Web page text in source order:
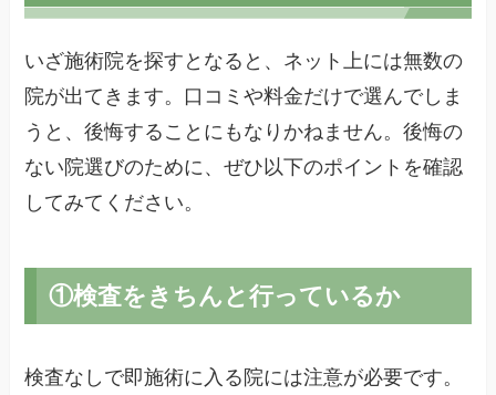
いざ施術院を探すとなると、ネット上には無数の
院が出てきます。口コミや料金だけで選んでしま
うと、後悔することにもなりかねません。後悔の
ない院選びのために、ぜひ以下のポイントを確認
してみてください。
①検査をきちんと行っているか
検査なしで即施術に入る院には注意が必要です。